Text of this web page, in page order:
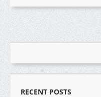
RECENT POSTS